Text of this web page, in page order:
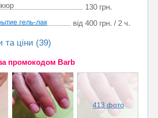
130 грн.
гель-лак від 400 грн. / 2 ч.
та ціни (39)
промокодом Barb
413 фото